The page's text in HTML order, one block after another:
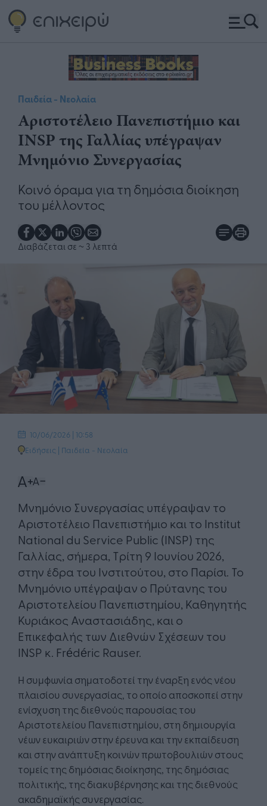
Παιδεία - Νεολαία
Αριστοτέλειο Πανεπιστήμιο και
INSP της Γαλλίας υπέγραψαν
Μνημόνιο Συνεργασίας
Κοινό όραμα για τη δημόσια διοίκηση
του μέλλοντος
Διαβάζεται σε ~ 3 λεπτά
10/06/2026 | 10:58
Ειδήσεις | Παιδεία - Νεολαία
Μνημόνιο Συνεργασίας υπέγραψαν το
Αριστοτέλειο Πανεπιστήμιο και το Institut
National du Service Public (INSP) της
Γαλλίας, σήμερα, Τρίτη 9 Ιουνίου 2026,
στην έδρα του Ινστιτούτου, στο Παρίσι. Το
Μνημόνιο υπέγραψαν ο Πρύτανης του
Αριστοτελείου Πανεπιστημίου, Καθηγητής
Κυριάκος Αναστασιάδης, και ο
Επικεφαλής των Διεθνών Σχέσεων του
INSP κ. Frédéric Rauser.
Η συμφωνία σηματοδοτεί την έναρξη ενός νέου
πλαισίου συνεργασίας, το οποίο αποσκοπεί στην
ενίσχυση της διεθνούς παρουσίας του
Αριστοτελείου Πανεπιστημίου, στη δημιουργία
νέων ευκαιριών στην έρευνα και την εκπαίδευση
και στην ανάπτυξη κοινών πρωτοβουλιών στους
τομείς της δημόσιας διοίκησης, της δημόσιας
πολιτικής, της διακυβέρνησης και της διεθνούς
ακαδημαϊκής συνεργασίας.